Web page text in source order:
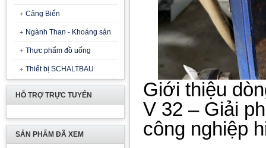
Cảng Biển
Ngành Than - Khoáng sản
Thực phẩm đồ uống
Thiết bị SCHALTBAU
HỖ TRỢ TRỰC TUYẾN
SẢN PHẨM ĐÃ XEM
Giới thiệu
V 32 – Giải
công nghiệp